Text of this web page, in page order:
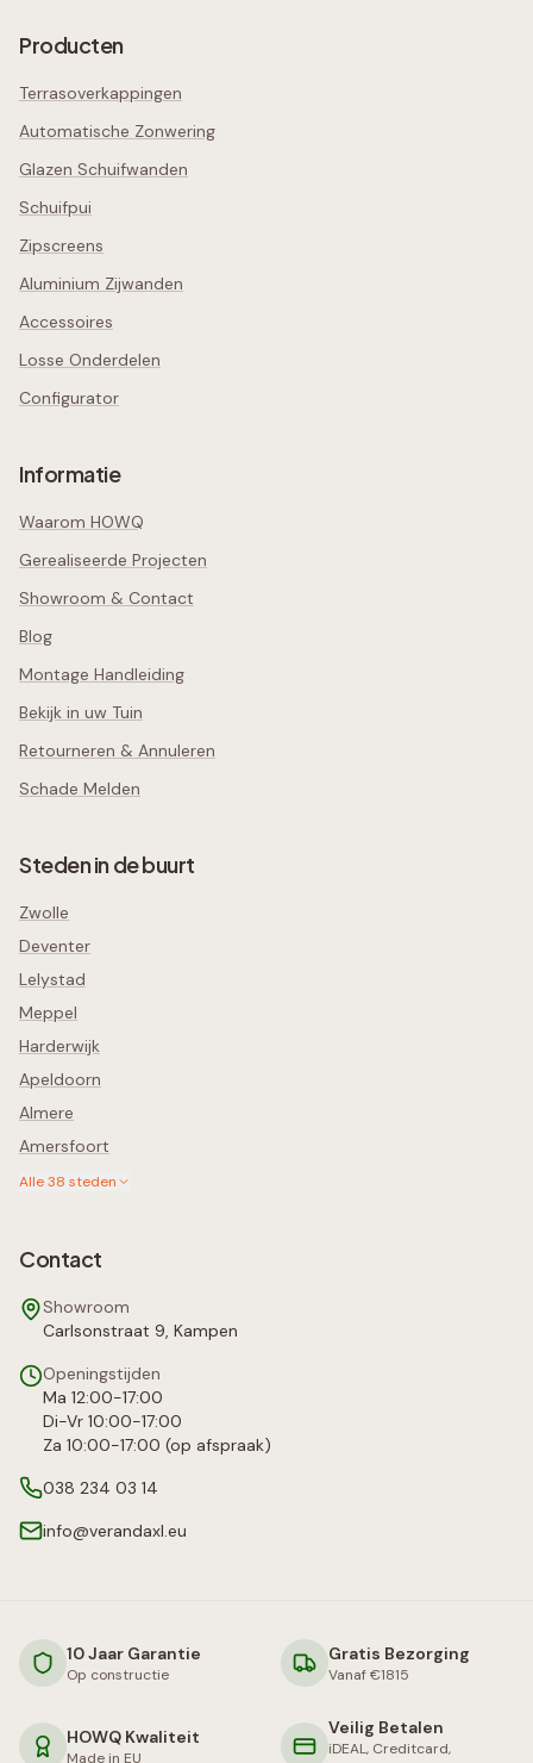
Producten
Terrasoverkappingen
Automatische Zonwering
Glazen Schuifwanden
Schuifpui
Zipscreens
Aluminium Zijwanden
Accessoires
Losse Onderdelen
Configurator
Informatie
Waarom HOWQ
Gerealiseerde Projecten
Showroom & Contact
Blog
Montage Handleiding
Bekijk in uw Tuin
Retourneren & Annuleren
Schade Melden
Steden in de buurt
Zwolle
Deventer
Lelystad
Meppel
Harderwijk
Apeldoorn
Almere
Amersfoort
Alle38 steden
Contact
Showroom
Carlsonstraat 9, Kampen
Openingstijden
Ma 12:00-17:00
Di-Vr 10:00-17:00
Za 10:00-17:00 (op afspraak)
038 234 03 14
info@verandaxl.eu
10 Jaar Garantie
Op constructie
Gratis Bezorging
Vanaf €1815
HOWQ Kwaliteit
Made in EU
Veilig Betalen
iDEAL, Creditcard,